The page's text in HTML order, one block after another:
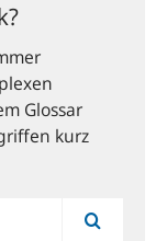
Glossar
kurz